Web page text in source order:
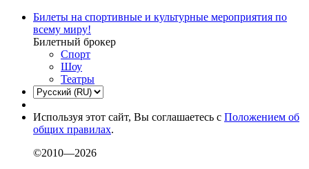
Билеты на спортивные и культурные мероприятия по
всему миру!
Билетный брокер
Спорт
Шоу
Театры
Используя этот сайт, Вы соглашаетесь с Положением об
общих правилах.
©2010—2026